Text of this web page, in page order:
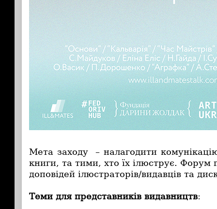
Мета заходу – налагодити
книги, та тими, хто їх ілюструє. Форум
доповідей ілюстраторів/видавців та
Теми для представників видавництв: